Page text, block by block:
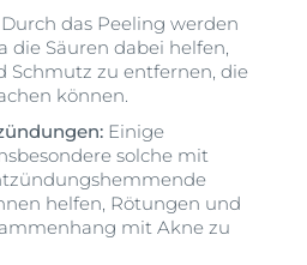
Durch das Peeling werden
die Säuren dabei helfen,
Schmutz zu entfernen, die
können.
Einige
solche mit
helfen, Rötungen und
mit Akne zu